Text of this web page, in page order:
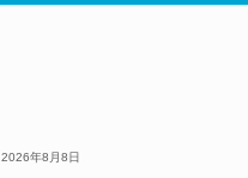
2026年8月8日